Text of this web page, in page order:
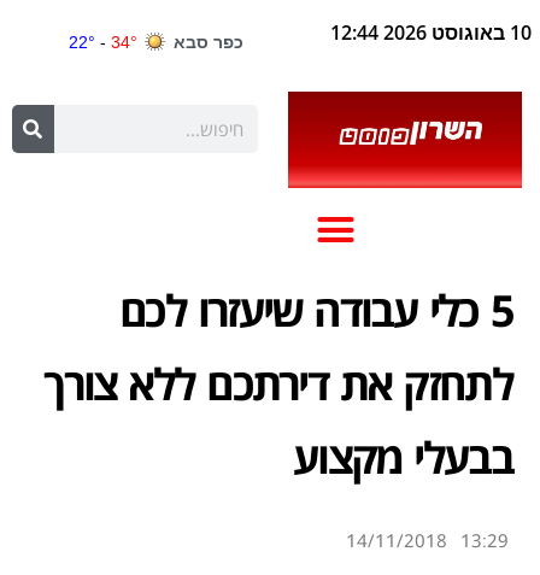
10 באוגוסט 2026 12:44
5 כלי עבודה שיעזרו לכם
לתחזק את דירתכם ללא צורך
בבעלי מקצוע
13:29
14/11/2018